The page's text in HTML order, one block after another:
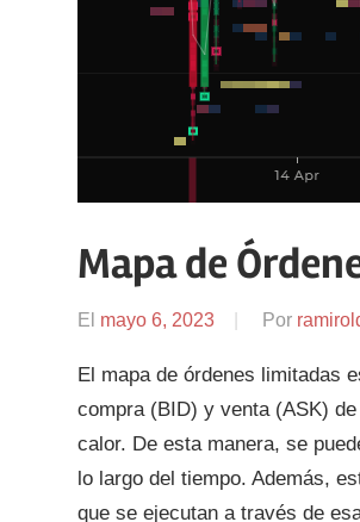
Mapa de
El mayo 6, 2023 Por
El mapa de órdenes limitadas
compra (BID) y venta (ASK)
calor. De esta manera, se
lo largo del tiempo. Además,
que se ejecutan a través de